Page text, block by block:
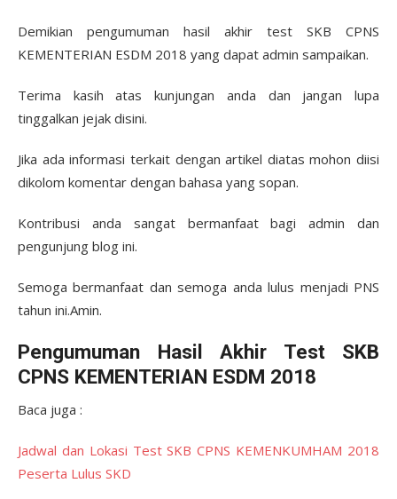
Demikian pengumuman hasil akhir test SKB CPNS
KEMENTERIAN ESDM 2018 yang dapat admin sampaikan.
Terima kasih atas kunjungan anda dan jangan lupa
tinggalkan jejak disini.
Jika ada informasi terkait dengan artikel diatas mohon diisi
dikolom komentar dengan bahasa yang sopan.
Kontribusi anda sangat bermanfaat bagi admin dan
pengunjung blog ini.
Semoga bermanfaat dan semoga anda lulus menjadi PNS
tahun ini.Amin.
Pengumuman Hasil Akhir Test SKB
CPNS KEMENTERIAN ESDM 2018
Baca juga :
Jadwal dan Lokasi Test SKB CPNS KEMENKUMHAM 2018
Peserta Lulus SKD